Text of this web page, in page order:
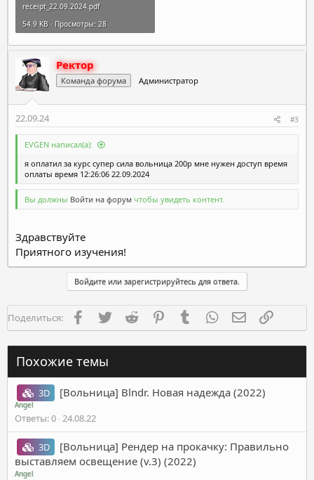
receipt_22.09.2024.pdf
54.9 KB · Просмотры: 28
Ректор
Команда форума Администратор
22.09.24 #3
EVGEN написал(а):
я оплатил за курс супер сила вольница 200р мне нужен доступ время
оплаты время 12:26:06 22.09.2024
Вы должны Войти на форум чтобы увидеть контент.
Здравствуйте
Приятного изучения!
Войдите или зарегистрируйтесь для ответа.
Поделиться: FacebookTwitter Reddit PinterestTumblr WhatsAppЭлектронная
Похожие темы
3D [Вольница] Blndr. Новая надежда (2022)
Angel
Ответы 0 24.08.22
3D
[Вольница] Рендер на прокачку: Правильно
выставляем освещение (v.3) (2022)
Angel